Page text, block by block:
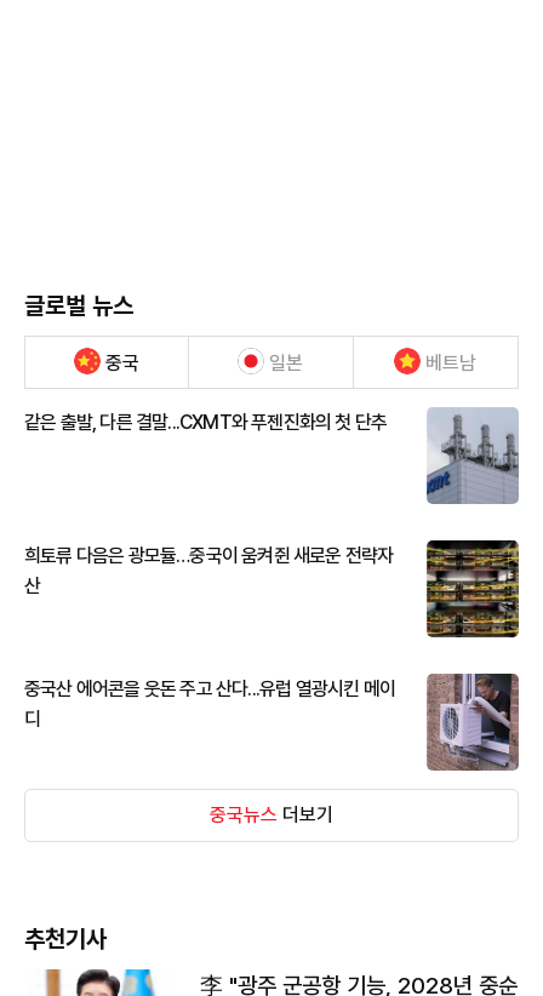
글로벌 뉴스
중국 일본 베트남
같은 출발, 다른 결말...CXMT와 푸젠진화의 첫 단추
희토류 다음은 광모듈…중국이 움켜쥔 새로운 전략자
산
중국산 에어콘을 웃돈 주고 산다...유럽 열광시킨 메이
디
중국뉴스 더보기
추천기사
李 "광주 군공항 기능, 2028년 중순